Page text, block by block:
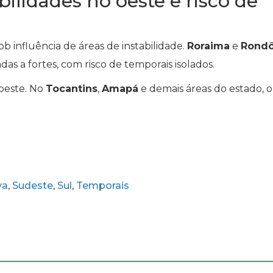
influência de áreas de instabilidade. Roraima e
a fortes, com risco de temporais isolados.
No Tocantins, Amapá e demais áreas do estado, o
, Sudeste, Sul, Temporais